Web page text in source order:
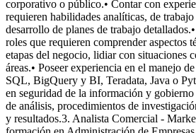
corporativo o público.• Contar con
requieren habilidades analíticas, de
desarrollo de planes de trabajo
roles que requieren comprender aspectos
etapas del negocio, lidiar con situaciones
áreas.• Poseer experiencia en el manejo
SQL, BigQuery y BI, Teradata, Java o
en seguridad de la información y
de análisis, procedimientos de
y resultados.3. Analista Comercial -